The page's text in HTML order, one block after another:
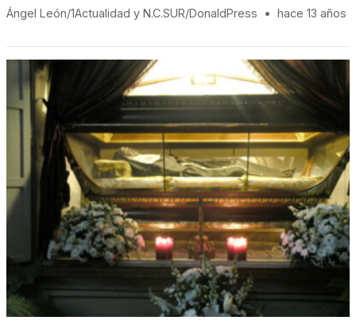
Ángel León/1Actualidad y N.C.SUR/DonaldPress • hace 13 años